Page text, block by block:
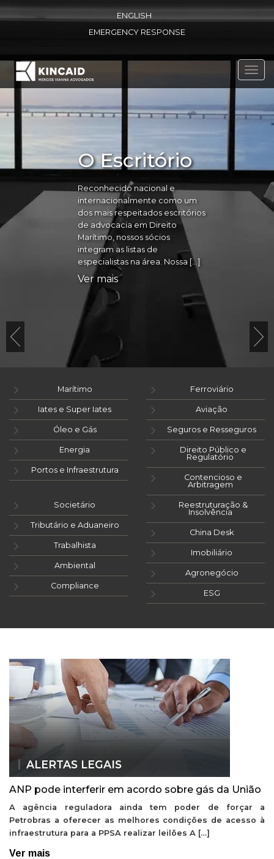
ENGLISH
EMERGENCY RESPONSE
O Escritório
Reconhecido nacional e
internacionalmente como um
dos mais respeitados escritórios
de advocacia em Direito
Marítimo, nossos sócios
integram as listas de
especialistas na área. Nossa […]
Ver mais
Marítimo
Iates e Super Iates
Óleo e Gás
Energia
Portos e Infraestrutura
Ferroviário
Aviação
Seguros e Resseguros
Direito Público e
Regulatório
Contencioso e
Arbitragem
Societário
Tributário e Aduaneiro
Trabalhista
Ambiental
Compliance
Reestruturação &
Insolvência
China Desk
Imobiliário
Agronegócio
ESG
ALERTAS LEGAIS
ANP pode interferir em acordo sobre gás da União
A agência reguladora ainda tem poder de forçar a
Petrobras a oferecer as melhores condições de acesso à
infraestrutura para a PPSA realizar leilões A […]
Ver mais